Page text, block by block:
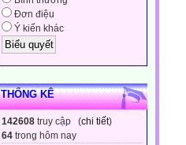
Đơn điệu
Ý kiến khác
THỐNG KÊ
142608 truy cập (chi tiết)
64 trong hôm nay